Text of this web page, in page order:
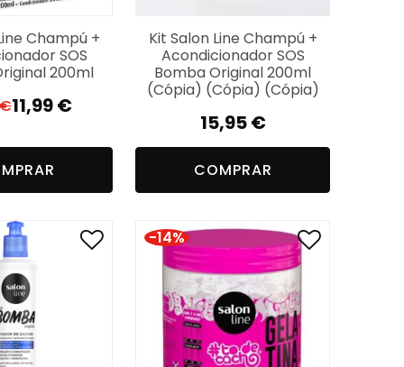
Champú +
SOS
200ml
El
era:
11,99€
El
es:
Kit Salon Line Champú +
Acondicionador SOS
Bomba Original 200ml
(Cópia) (Cópia) (Cópia)
15,95€
COMPRAR
-14%